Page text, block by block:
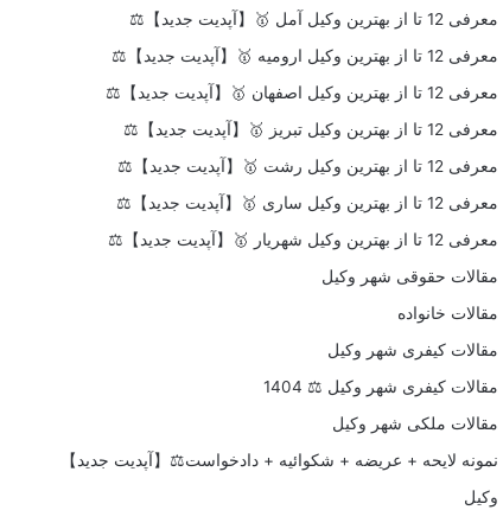
معرفی 12 تا از بهترین وکیل آمل 🥇【آپدیت جدید】⚖️
معرفی 12 تا از بهترین وکیل ارومیه 🥇【آپدیت جدید】⚖️
معرفی 12 تا از بهترین وکیل اصفهان 🥇【آپدیت جدید】⚖️
معرفی 12 تا از بهترین وکیل تبریز 🥇【آپدیت جدید】⚖️
معرفی 12 تا از بهترین وکیل رشت 🥇【آپدیت جدید】⚖️
معرفی 12 تا از بهترین وکیل ساری 🥇【آپدیت جدید】⚖️
معرفی 12 تا از بهترین وکیل شهریار 🥇【آپدیت جدید】⚖️
مقالات حقوقی شهر وکیل
مقالات خانواده
مقالات کیفری شهر وکیل
مقالات کیفری شهر وکیل ⚖️ 1404
مقالات ملکی شهر وکیل
نمونه لایحه + عریضه + شکوائیه + دادخواست⚖️【آپدیت جدید】
وکیل